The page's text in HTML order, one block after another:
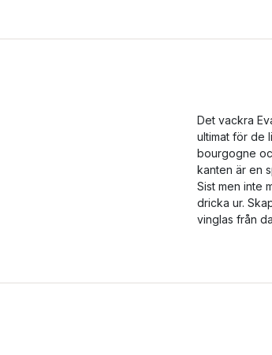
Det vackra
ultimat för de
bourgogne
kanten är en
Sist men inte
dricka ur.
vinglas från